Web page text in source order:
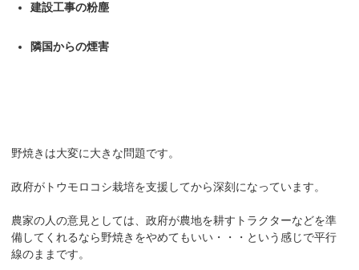
建設工事の粉塵
隣国からの煙害
野焼きは大変に大きな問題です。
政府がトウモロコシ栽培を支援してから深刻になっています。
農家の人の意見としては、政府が農地を耕すトラクターなどを準
備してくれるなら野焼きをやめてもいい・・・という感じで平行
線のままです。